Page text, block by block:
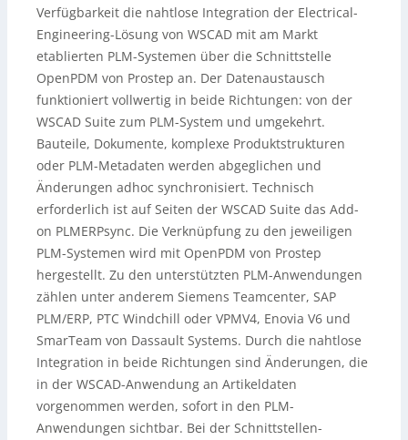
Verfügbarkeit die nahtlose Integration der Electrical-
Engineering-Lösung von WSCAD mit am Markt
etablierten PLM-Systemen über die Schnittstelle
OpenPDM von Prostep an. Der Datenaustausch
funktioniert vollwertig in beide Richtungen: von der
WSCAD Suite zum PLM-System und umgekehrt.
Bauteile, Dokumente, komplexe Produktstrukturen
oder PLM-Metadaten werden abgeglichen und
Änderungen adhoc synchronisiert. Technisch
erforderlich ist auf Seiten der WSCAD Suite das Add-
on PLMERPsync. Die Verknüpfung zu den jeweiligen
PLM-Systemen wird mit OpenPDM von Prostep
hergestellt. Zu den unterstützten PLM-Anwendungen
zählen unter anderem Siemens Teamcenter, SAP
PLM/ERP, PTC Windchill oder VPMV4, Enovia V6 und
SmarTeam von Dassault Systems. Durch die nahtlose
Integration in beide Richtungen sind Änderungen, die
in der WSCAD-Anwendung an Artikeldaten
vorgenommen werden, sofort in den PLM-
Anwendungen sichtbar. Bei der Schnittstellen-